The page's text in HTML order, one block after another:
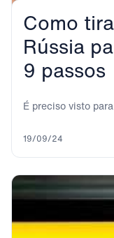
Como
Rússia
9 passos
É preciso visto
19/09/24